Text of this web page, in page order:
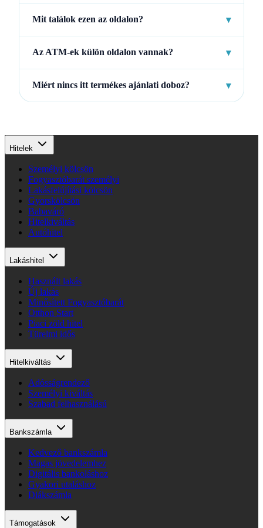
Mit találok ezen az oldalon? ▾
Az ATM-ek külön oldalon vannak? ▾
Miért nincs itt termékes ajánlati doboz? ▾
Hitelek
Személyi kölcsön
Fogyasztóbarát személyi
Lakásfelújítási kölcsön
Gyorskölcsön
Babaváró
Hitelkiváltás
Autóhitel
Lakáshitel
Használt lakás
Új lakás
Minősített Fogyasztóbarát
Otthon Start
Piaci zöld hitel
Türelmi idős
Hitelkiváltás
Adósságrendező
Személyi kiváltás
Szabad felhasználású
Bankszámla
Kedvező bankszámla
Magas jövedelemhez
Digitális bankoláshoz
Gyakori utaláshoz
Diákszámla
Támogatások